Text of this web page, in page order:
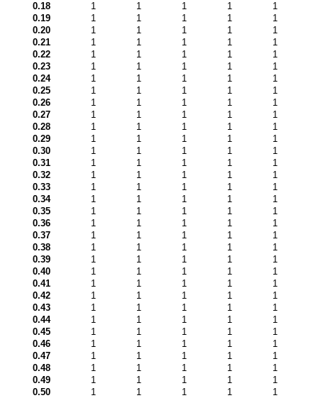
0.18
1 1 1 1
1
0.19
1 1 1 1
1
0.20
1 1 1 1
1
0.21
1 1 1 1
1
0.22
1 1 1 1
1
0.23
1 1 1 1
1
0.24
1 1 1 1
1
0.25
1 1 1 1
1
0.26
1 1 1 1
1
0.27
1 1 1 1
1
0.28
1 1 1 1
1
0.29
1 1 1 1
1
0.30
1 1 1 1
1
0.31
1 1 1 1
1
0.32
1 1 1 1
1
0.33
1 1 1 1
1
0.34
1 1 1 1
1
0.35
1 1 1 1
1
0.36
1 1 1 1
1
0.37
1 1 1 1
1
0.38
1 1 1 1
1
0.39
1 1 1 1
1
0.40
1 1 1 1
1
0.41
1 1 1 1
1
0.42
1 1 1 1
1
0.43
1 1 1 1
1
0.44
1 1 1 1
1
0.45
1 1 1 1
1
0.46
1 1 1 1
1
0.47
1 1 1 1
1
0.48
1 1 1 1
1
0.49
1 1 1 1
1
0.50
1 1 1 1
1